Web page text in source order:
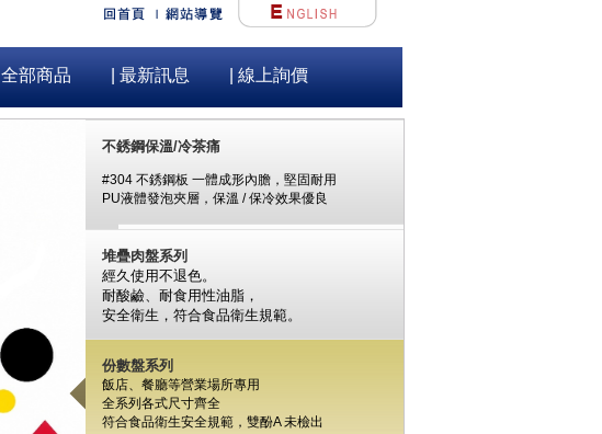
| 全部商品 | 最新訊息 | 線上詢價
#304 不銹鋼板 一體成形內膽，堅固耐用
PU液體發泡夾層，保溫 / 保冷效果優良
堆疊肉盤系列
耐酸鹼、耐食用性油脂，
安全衛生，符合食品衛生規範。
份數盤系列
飯店、餐廳等營業場所專用
全系列各式尺寸齊全
符合食品衛生安全規範，雙酚A未檢出
食材保鮮筒系列
PC / 食用級 聚碳酸酯樹脂 製成
耐撞擊、耐高溫、抗冷凍